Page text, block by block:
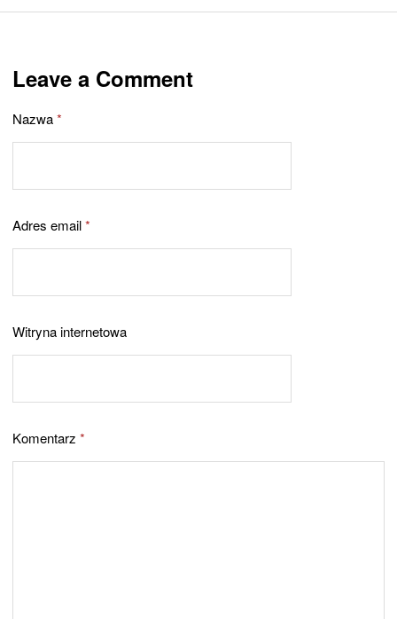
Leave a Comment
Nazwa*
Adres email*
Witryna internetowa
Komentarz *